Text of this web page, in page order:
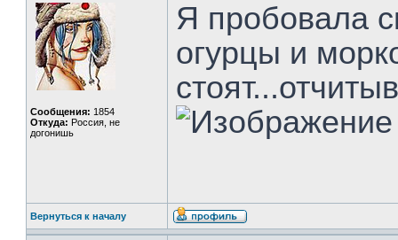
Сообщения: 1854
Откуда: Россия, не
догонишь
Я пробовала
огурцы и
Вернуться к началу